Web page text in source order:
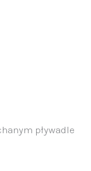
pływadle